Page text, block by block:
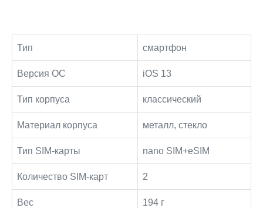
Тип смартфон
Версия ОС iOS 13
Тип корпуса классический
Материал корпуса металл, стекло
Тип SIM-карты nano SIM+eSIM
Количество SIM-карт 2
Вес 194 г